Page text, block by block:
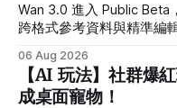
Wan 3.0 進入 Public
跨格式參考資料與精準編
06 Aug 2026
【AI 玩法】社群爆
成桌面寵物！